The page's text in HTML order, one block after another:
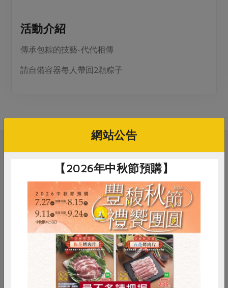
家庭清潔
樂齡友善
異國料理
年菜食譜
養身食補
更多議題活動
生活者e週報
綠主張月刊
典藏閱覽室
選舉專區
社務會議 地區活動
活動介紹
傳承包粽的技藝-代代相傳
請自備容器每人帶回2顆粽子
相關活動
料理/教作
苓雅綠食—手作葷素包子
2026-09-05
14:00-16:30
RPET 食譜 減硝酸鹽
雞蛋 食安 共同購買
網站公告
【2026年中秋節預購】